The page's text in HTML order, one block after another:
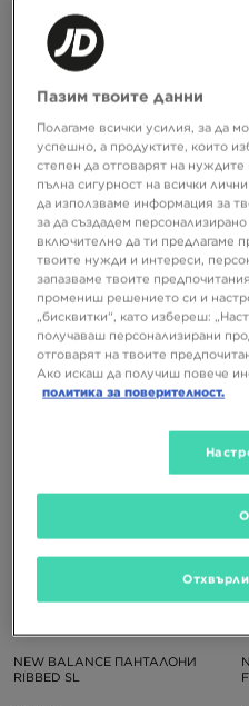
REEBOK ПАНТАЛОНИ JOHANNA
51,99 €
101,68 ЛВ.
NEW BALANCE ПАНТАЛОНИ
RIBBED SL
Пазим твоите данни
Полагаме всички усилия, за да
успешно, а продуктите, които
степен да отговарят на
пълна сигурност на всички
да използваме информация за
за да създадем
включително да ти предлагаме
твоите нужди и интереси,
запазваме твоите
промениш решението си и
„бисквитки“, като избереш:
получаваш персонализирани
отговарят на твоите
Ако искаш да получиш повече
политика за поверителност.